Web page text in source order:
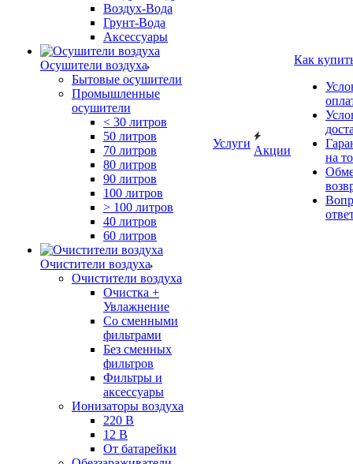
Воздух-Вода
Грунт-Вода
Аксессуары
Осушители воздуха
Бытовые осушители
Промышленные
осушители
< 30 литров
50 литров
70 литров
80 литров
90 литров
100 литров
> 100 литров
40 литров
60 литров
Очистители воздуха
Очистители воздуха
Очистка +
Увлажнение
Cо сменными
фильтрами
Без сменных
фильтров
Фильтры и
аксессуары
Ионизаторы воздуха
220 В
12 В
От батарейки
Услуги
Акции
Как
на